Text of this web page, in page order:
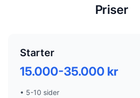
Priser
Starter
15.000-35.000 kr
• 5-10 sider